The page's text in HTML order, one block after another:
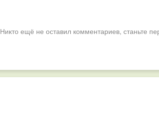
Никто ещё не оставил комментариев, станьте